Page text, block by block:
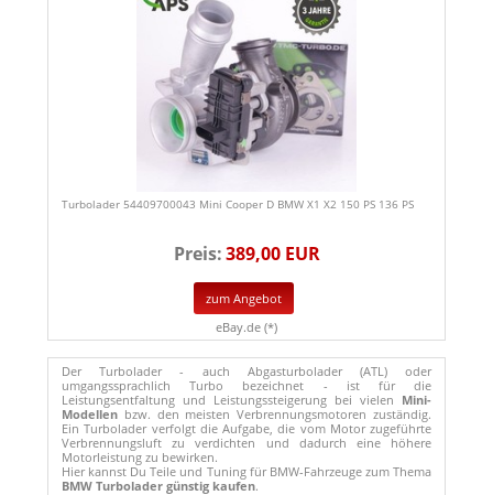
Turbolader 54409700043 Mini Cooper D BMW X1 X2 150 PS 136 PS
Preis:389,00 EUR
zum Angebot
eBay.de (*)
Der Turbolader - auch Abgasturbolader (ATL) oder
umgangssprachlich Turbo bezeichnet - ist für die
Leistungsentfaltung und Leistungssteigerung bei vielen Mini-
Modellen bzw. den meisten Verbrennungsmotoren zuständig.
Ein Turbolader verfolgt die Aufgabe, die vom Motor zugeführte
Verbrennungsluft zu verdichten und dadurch eine höhere
Motorleistung zu bewirken.
Hier kannst Du Teile und Tuning für BMW-Fahrzeuge zum Thema
BMW Turbolader günstig kaufen.